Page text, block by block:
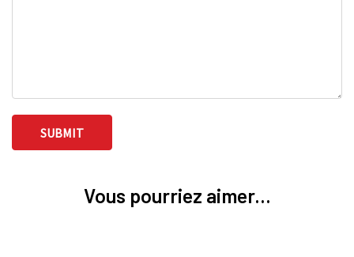
Vous pourriez aimer...